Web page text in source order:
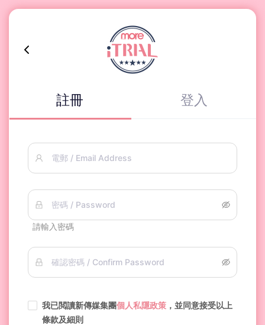
註冊 登入
電郵 / Email Address
密碼 / Password
請輸入密碼
確認密碼 / Confirm Password
我已閲讀新傳媒集團個人私隱政策 ，並同意接受以上
條款及細則